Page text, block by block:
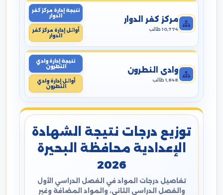
مركز كفر الدوار
10,774 طالب
نتيجة إدارة مركز كفر
الدوار
أوائل إدارة مركز كفر
الدوار
وادي النطرون
1,848 طالب
نتيجة إدارة وادي
النطرون
أوائل إدارة وادي
النطرون
توزيع درجات نتيجة الشهادة
الإعدادية محافظة البحيرة
2026
تفاصيل درجات المواد في الفصل الدراسي الأول
والفصل الدراسي الثاني، والمواد المضافة وغير